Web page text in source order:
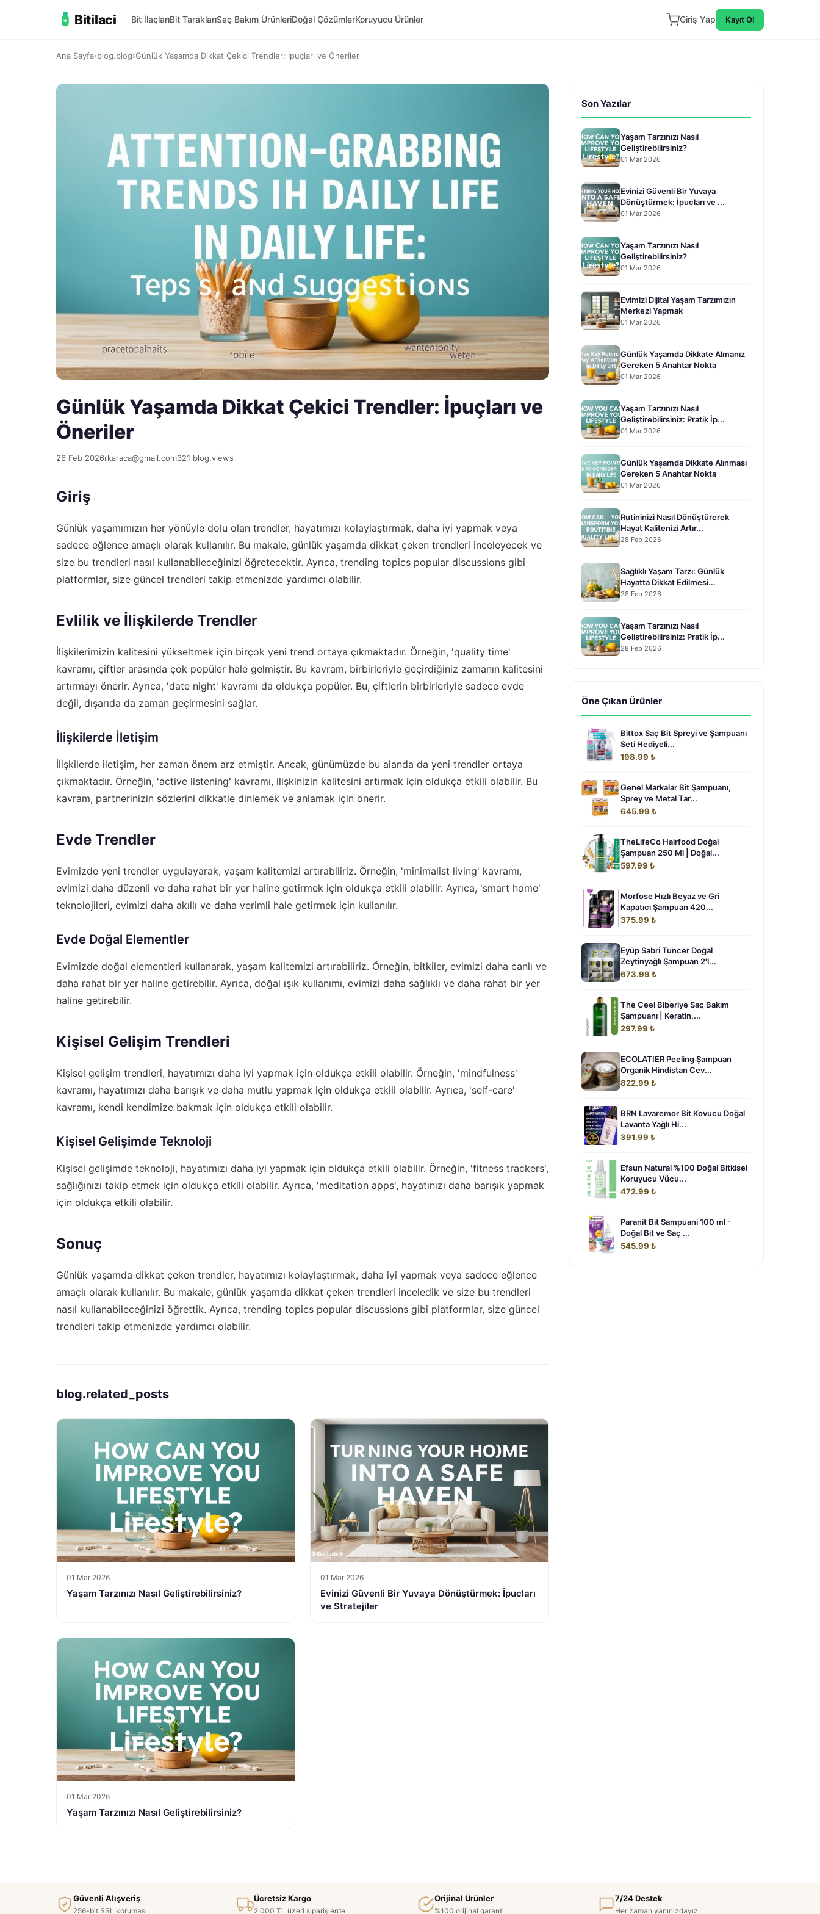
Bitilaci Bit İlaçlarıBit TaraklarıSaç Bakım ÜrünleriDoğal ÇözümlerKoruyucu Ürünler Giriş Yap Kayıt Ol
Ana Sayfa›blog.blog›Günlük Yaşamda Dikkat Çekici Trendler: İpuçları ve Öneriler
Günlük Yaşamda Dikkat Çekici Trendler: İpuçları ve
Öneriler
26 Feb 2026rkaraca@gmail.com321 blog.views
Giriş
Günlük yaşamımızın her yönüyle dolu olan trendler, hayatımızı kolaylaştırmak, daha iyi yapmak veya
sadece eğlence amaçlı olarak kullanılır. Bu makale, günlük yaşamda dikkat çeken trendleri inceleyecek ve
size bu trendleri nasıl kullanabileceğinizi öğretecektir. Ayrıca, trending topics popular discussions gibi
platformlar, size güncel trendleri takip etmenizde yardımcı olabilir.
Evlilik ve İlişkilerde Trendler
İlişkilerimizin kalitesini yükseltmek için birçok yeni trend ortaya çıkmaktadır. Örneğin, 'quality time'
kavramı, çiftler arasında çok popüler hale gelmiştir. Bu kavram, birbirleriyle geçirdiğiniz zamanın kalitesini
artırmayı önerir. Ayrıca, 'date night' kavramı da oldukça popüler. Bu, çiftlerin birbirleriyle sadece evde
değil, dışarıda da zaman geçirmesini sağlar.
İlişkilerde İletişim
İlişkilerde iletişim, her zaman önem arz etmiştir. Ancak, günümüzde bu alanda da yeni trendler ortaya
çıkmaktadır. Örneğin, 'active listening' kavramı, ilişkinizin kalitesini artırmak için oldukça etkili olabilir. Bu
kavram, partnerinizin sözlerini dikkatle dinlemek ve anlamak için önerir.
Evde Trendler
Evimizde yeni trendler uygulayarak, yaşam kalitemizi artırabiliriz. Örneğin, 'minimalist living' kavramı,
evimizi daha düzenli ve daha rahat bir yer haline getirmek için oldukça etkili olabilir. Ayrıca, 'smart home'
teknolojileri, evimizi daha akıllı ve daha verimli hale getirmek için kullanılır.
Evde Doğal Elementler
Evimizde doğal elementleri kullanarak, yaşam kalitemizi artırabiliriz. Örneğin, bitkiler, evimizi daha canlı ve
daha rahat bir yer haline getirebilir. Ayrıca, doğal ışık kullanımı, evimizi daha sağlıklı ve daha rahat bir yer
haline getirebilir.
Kişisel Gelişim Trendleri
Kişisel gelişim trendleri, hayatımızı daha iyi yapmak için oldukça etkili olabilir. Örneğin, 'mindfulness'
kavramı, hayatımızı daha barışık ve daha mutlu yapmak için oldukça etkili olabilir. Ayrıca, 'self-care'
kavramı, kendi kendimize bakmak için oldukça etkili olabilir.
Kişisel Gelişimde Teknoloji
Kişisel gelişimde teknoloji, hayatımızı daha iyi yapmak için oldukça etkili olabilir. Örneğin, 'fitness trackers',
sağlığınızı takip etmek için oldukça etkili olabilir. Ayrıca, 'meditation apps', hayatınızı daha barışık yapmak
için oldukça etkili olabilir.
Sonuç
Günlük yaşamda dikkat çeken trendler, hayatımızı kolaylaştırmak, daha iyi yapmak veya sadece eğlence
amaçlı olarak kullanılır. Bu makale, günlük yaşamda dikkat çeken trendleri inceledik ve size bu trendleri
nasıl kullanabileceğinizi öğrettik. Ayrıca, trending topics popular discussions gibi platformlar, size güncel
trendleri takip etmenizde yardımcı olabilir.
blog.related_posts
01 Mar 2026
Yaşam Tarzınızı Nasıl Geliştirebilirsiniz?
01 Mar 2026
Evinizi Güvenli Bir Yuvaya Dönüştürmek: İpucları
ve Stratejiler
01 Mar 2026
Yaşam Tarzınızı Nasıl Geliştirebilirsiniz?
Son Yazılar
Yaşam Tarzınızı Nasıl
Geliştirebilirsiniz?
01 Mar 2026
Evinizi Güvenli Bir Yuvaya
Dönüştürmek: İpucları ve ...
01 Mar 2026
Yaşam Tarzınızı Nasıl
Geliştirebilirsiniz?
01 Mar 2026
Evimizi Dijital Yaşam Tarzımızın
Merkezi Yapmak
01 Mar 2026
Günlük Yaşamda Dikkate Almanız
Gereken 5 Anahtar Nokta
01 Mar 2026
Yaşam Tarzınızı Nasıl
Geliştirebilirsiniz: Pratik İp...
01 Mar 2026
Günlük Yaşamda Dikkate Alınması
Gereken 5 Anahtar Nokta
01 Mar 2026
Rutininizi Nasıl Dönüştürerek
Hayat Kalitenizi Artır...
28 Feb 2026
Sağlıklı Yaşam Tarzı: Günlük
Hayatta Dikkat Edilmesi...
28 Feb 2026
Yaşam Tarzınızı Nasıl
Geliştirebilirsiniz: Pratik İp...
28 Feb 2026
Öne Çıkan Ürünler
Bittox Saç Bit Spreyi ve Şampuanı
Seti Hediyeli...
198.99 ₺
Genel Markalar Bit Şampuanı,
Sprey ve Metal Tar...
645.99 ₺
TheLifeCo Hairfood Doğal
Şampuan 250 Ml | Doğal...
597.99 ₺
Morfose Hızlı Beyaz ve Gri
Kapatıcı Şampuan 420...
375.99 ₺
Eyüp Sabri Tuncer Doğal
Zeytinyağlı Şampuan 2'l...
673.99 ₺
The Ceel Biberiye Saç Bakım
Şampuanı | Keratin,...
297.99 ₺
ECOLATIER Peeling Şampuan
Organik Hindistan Cev...
822.99 ₺
BRN Lavaremor Bit Kovucu Doğal
Lavanta Yağlı Hi...
391.99 ₺
Efsun Natural %100 Doğal Bitkisel
Koruyucu Vücu...
472.99 ₺
Paranit Bit Sampuani 100 ml -
Doğal Bit ve Saç ...
545.99 ₺
Güvenli Alışveriş
256-bit SSL koruması
Ücretsiz Kargo
2.000 TL üzeri siparişlerde
Orijinal Ürünler
%100 orijinal garanti
7/24 Destek
Her zaman yanınızdayız